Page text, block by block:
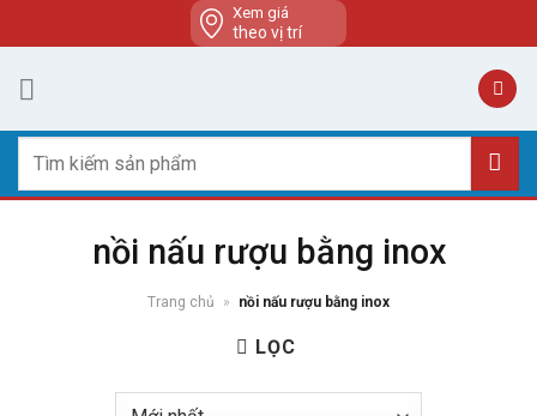
to
content
Xem giá
theo vị trí
kiếm:
nồi nấu rượu bằng inox
Trang chủ » nồi nấu rượu bằng inox
LỌC